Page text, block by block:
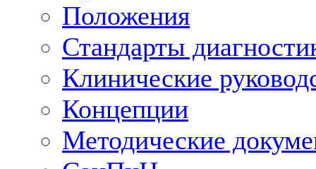
Положения
Стандарты
Клинические
Концепции
Методические